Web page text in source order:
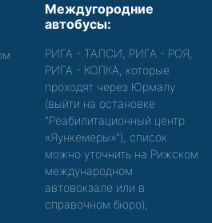
Междугородние
автобусы:
РИГА - ТАЛСИ, РИГА - РОЯ,
РИГА - КОЛКА, которые
проходят через Юрмалу
(выйти на остановке
"Реабилитационный центр
«Яункемеры»"), список
можно уточнить на Рижском
международном
автовокзале или в
справочном бюро);